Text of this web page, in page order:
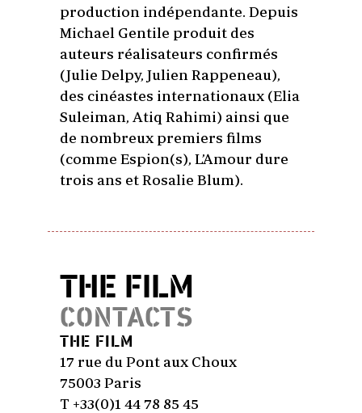
production indépendante. Depuis
Michael Gentile produit des
auteurs réalisateurs confirmés
(Julie Delpy, Julien Rappeneau),
des cinéastes internationaux (Elia
Suleiman, Atiq Rahimi) ainsi que
de nombreux premiers films
(comme Espion(s), L’Amour dure
trois ans et Rosalie Blum).
THE FILM
CONTACTS
THE FILM
17 rue du Pont aux Choux
75003 Paris
T +33(0)1 44 78 85 45